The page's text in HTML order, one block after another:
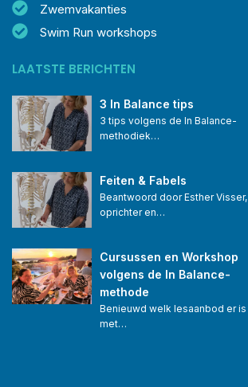
Zwemvakanties
Swim Run workshops
LAATSTE BERICHTEN
3 In Balance tips
3 tips volgens de In Balance-
methodiek…
Feiten & Fabels
Beantwoord door Esther Visser,
oprichter en…
Cursussen en Workshop
volgens de In Balance-
methode
Benieuwd welk lesaanbod er is
met…